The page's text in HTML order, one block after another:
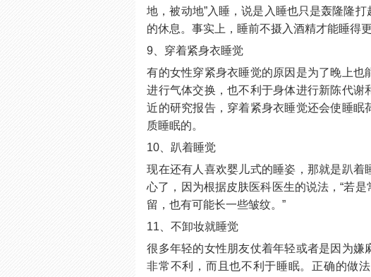
地，被动地”入睡，说是入睡也只是轰隆隆
的休息。事实上，睡前不摄入酒精才能睡得更
9、穿着紧身衣睡觉
有的女性穿紧身衣睡觉的原因是为了晚上
进行气体交换，也不利于身体进行新陈代
近的研究报告，穿着紧身衣睡觉还会使睡
质睡眠的。
10、趴着睡觉
现在还有人喜欢婴儿式的睡姿，那就是趴
心了，因为根据皮肤医科医生的说法，“若
留，也有可能长一些皱纹。”
11、不卸妆就睡觉
很多年轻的女性朋友仗着年轻或者是因为
非常不利，而且也不利于睡眠。正确的做